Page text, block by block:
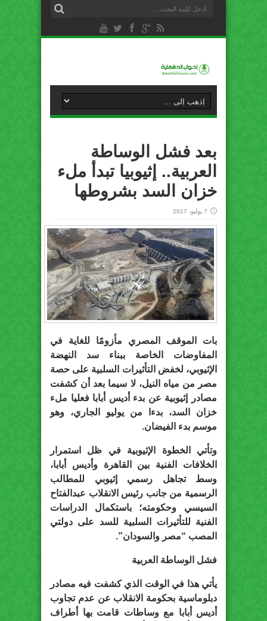
بعد فشل الوساطة
العربية.. إثيوبيا تبدأ ملء
خزان السد بشروطها
7 يوليو، 2017
بات الموقف المصري مأزومًا للغاية في
المفاوضات الخاصة ببناء سد النهضة
الإثيوبي، لخفض التأثيرات السلبية على حصة
مصر من مياه النيل، لا سيما بعد أن كشفت
مصادر إثيوبية عن بدء أديس أبابا فعليا ملء
خزان السد، بدءا من يوليو الجاري، وهو
موسم بدء الفيضان.
وتأتي الخطوة الإثيوبية في ظل استمرار
الخلافات الفنية بين القاهرة وأديس أبابا،
وسط تجاهل رسمي إثيوبي للمطالب
الرسمية من جانب رئيس الانقلاب عبدالفتاح
السيسي وحكومته؛ باستكمال الدراسات
الفنية للتأثيرات السلبية للسد على دولتي
المصب “مصر والسودان”.
فشل الوساطة العربية
يأتي هذا في الوقت الذي كشفت فيه مصادر
دبلوماسية بحكومة الانقلاب عن عدم تجاوب
أديس أبابا مع وساطات قامت بها أطراف